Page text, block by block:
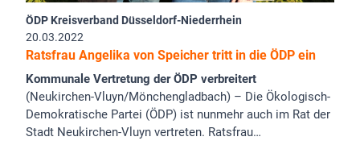
ÖDP Kreisverband Düsseldorf-Niederrhein
20.03.2022
Ratsfrau Angelika von Speicher tritt in die ÖDP ein
Kommunale Vertretung der ÖDP verbreitert
(Neukirchen-Vluyn/Mönchengladbach) – Die Ökologisch-
Demokratische Partei (ÖDP) ist nunmehr auch im Rat der
Stadt Neukirchen-Vluyn vertreten. Ratsfrau…